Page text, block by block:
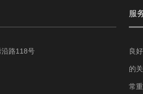
沿路118号
服
良
的
常